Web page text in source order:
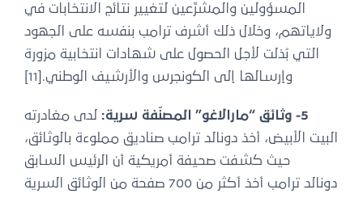
المسؤولين والمشرِّعين لتغيير نتائج الانتخابات في
ولاياتهم، وخلال ذلك أشرف ترامب بنفسه على الجهود
التي بُذلت لأجل الحصول على شهادات انتخابية مزورة
وإرسالها إلى الكونجرس والأرشيف الوطني.[11]
5- وثائق “مارالاغو” المصنّفة سرية:
لدى مغادرته
البيت الأبيض، أخذ دونالد ترامب صناديق مملوءة بالوثائق،
حيث كشفت صحيفة أمريكية أن الرئيس السابق
دونالد ترامب أخذ أكثر من 700 صفحة من الوثائق السرية